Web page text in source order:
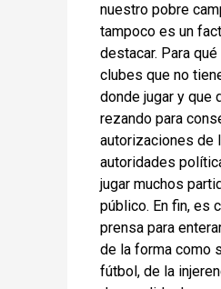
nuestro pobre
tampoco es un
destacar. Para
clubes que no
donde jugar y que
rezando para
autorizaciones de
autoridades
jugar muchos
público. En fin, es
prensa para
de la forma como
fútbol, de la